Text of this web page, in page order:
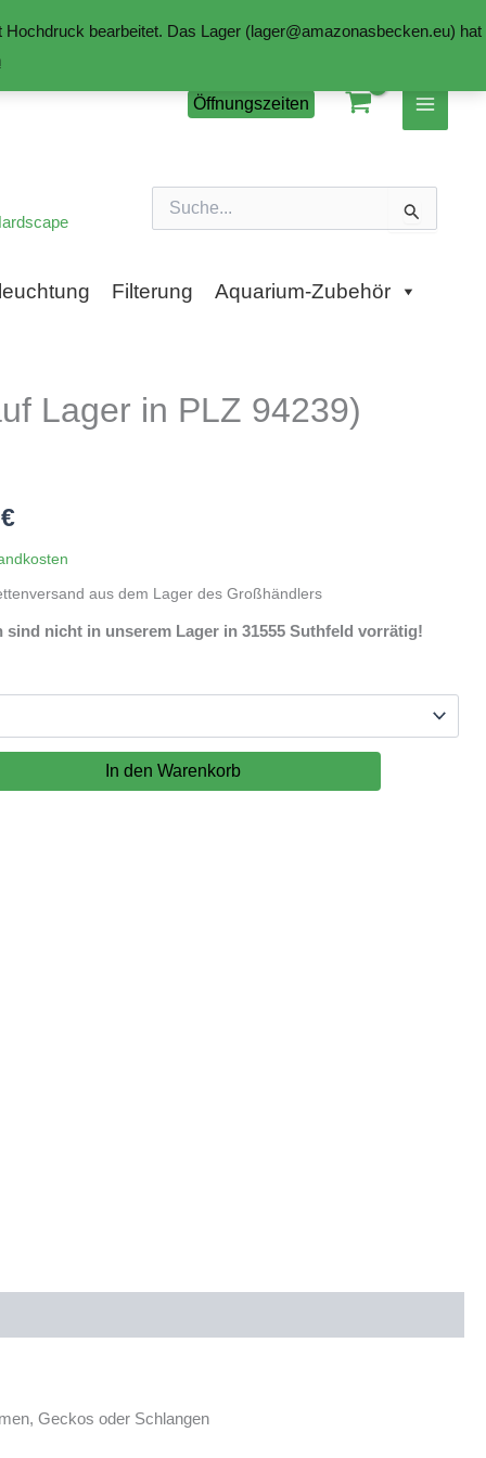
bearbeitet. Das Lager (lager@amazonasbecken.eu) hat
Öffnungszeiten
nach:
Filterung
Aquarium-Zubehör
Lager in PLZ 94239)
€Aktueller
Preis
ist:
aus dem Lager des Großhändlers
sind nicht in unserem Lager in 31555 Suthfeld vorrätig!
In den Warenkorb
Geckos oder Schlangen